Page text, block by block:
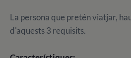
La persona que pretén viatjar,
d'aquests 3 requisits.